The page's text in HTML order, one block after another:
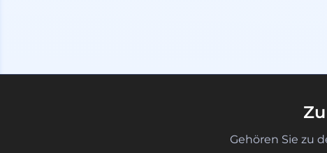
Gehören Sie zu